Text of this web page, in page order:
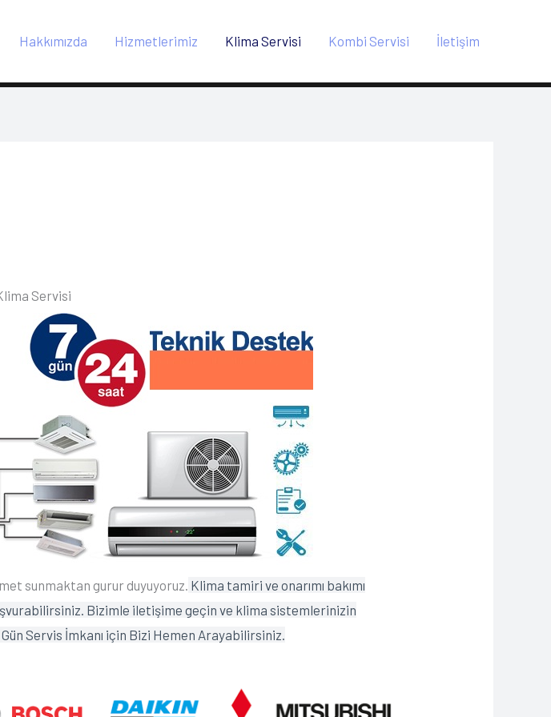
Hakkımızda Hizmetlerimiz Klima Servisi Kombi Servisi İletişim
Servisi
sunmaktan gurur duyuyoruz. Klima tamiri ve onarımı bakımı
Bizimle iletişime geçin ve klima sistemlerinizin
Gün Servis İmkanı için Bizi Hemen Arayabilirsiniz.